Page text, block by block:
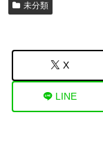
未分類
X
LINE